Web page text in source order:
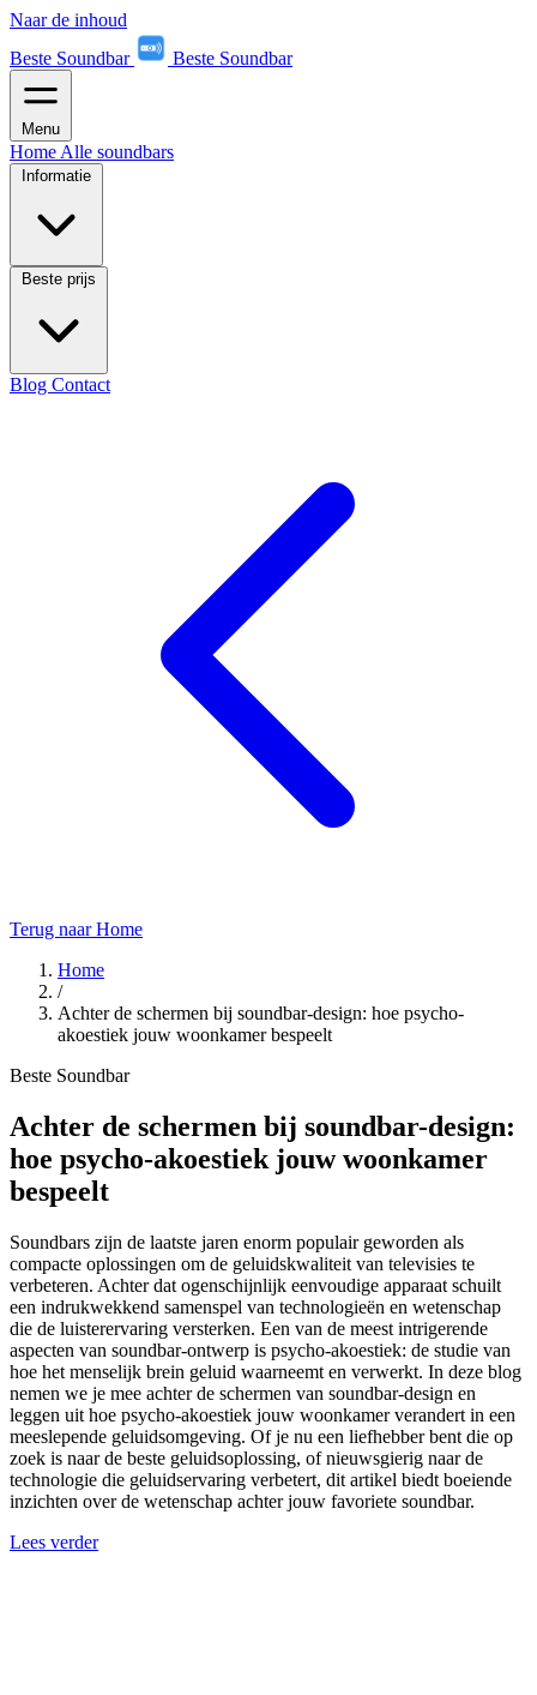
Naar de inhoud
Beste Soundbar
Beste Soundbar
Menu
Home Alle soundbars
Informatie
Beste prijs
Blog Contact
Terug naar Home
Home
/
Achter de schermen bij soundbar-design: hoe psycho-
akoestiek jouw woonkamer bespeelt
Beste Soundbar
Achter de schermen bij soundbar-design:
hoe psycho-akoestiek jouw woonkamer
bespeelt
Soundbars zijn de laatste jaren enorm populair geworden als
compacte oplossingen om de geluidskwaliteit van televisies te
verbeteren. Achter dat ogenschijnlijk eenvoudige apparaat schuilt
een indrukwekkend samenspel van technologieën en wetenschap
die de luisterervaring versterken. Een van de meest intrigerende
aspecten van soundbar-ontwerp is psycho-akoestiek: de studie van
hoe het menselijk brein geluid waarneemt en verwerkt. In deze blog
nemen we je mee achter de schermen van soundbar-design en
leggen uit hoe psycho-akoestiek jouw woonkamer verandert in een
meeslepende geluidsomgeving. Of je nu een liefhebber bent die op
zoek is naar de beste geluidsoplossing, of nieuwsgierig naar de
technologie die geluidservaring verbetert, dit artikel biedt boeiende
inzichten over de wetenschap achter jouw favoriete soundbar.
Lees verder